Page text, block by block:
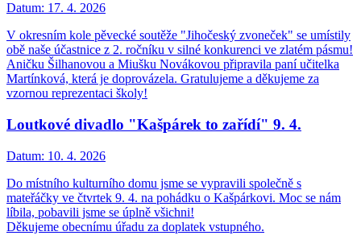
Datum: 17. 4. 2026
V okresním kole pěvecké soutěže "Jihočeský zvoneček" se umístily
obě naše účastnice z 2. ročníku v silné konkurenci ve zlatém pásmu!
Aničku Šilhanovou a Miušku Novákovou připravila paní učitelka
Martínková, která je doprovázela. Gratulujeme a děkujeme za
vzornou reprezentaci školy!
Loutkové divadlo "Kašpárek to zařídí" 9. 4.
Datum: 10. 4. 2026
Do místního kulturního domu jsme se vypravili společně s
mateřáčky ve čtvrtek 9. 4. na pohádku o Kašpárkovi. Moc se nám
líbila, pobavili jsme se úplně všichni!
Děkujeme obecnímu úřadu za doplatek vstupného.